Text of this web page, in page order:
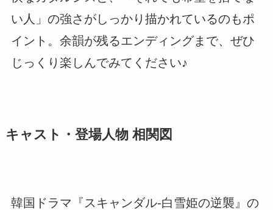
い人」の強さがしっかり描かれているのもポ
イント。余韻が残るエンディングまで、ぜひ
じっくり楽しんでみてください♪
キャスト・登場人物 相関図
韓国ドラマ『スキャンダル-白雪姫の逆襲』の